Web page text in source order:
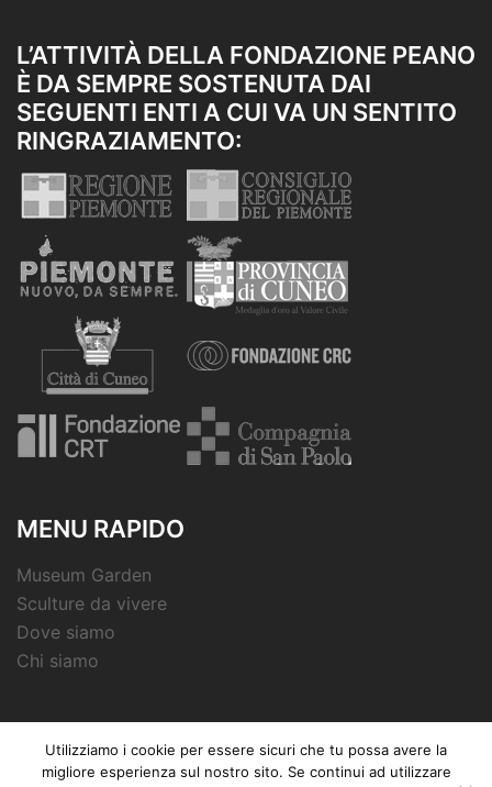
L’ATTIVITÀ DELLA FONDAZIONE PEANO
È DA SEMPRE SOSTENUTA DAI
SEGUENTI ENTI A CUI VA UN SENTITO
RINGRAZIAMENTO:
MENU RAPIDO
Museum Garden
Sculture da vivere
Dove siamo
Chi siamo
Utilizziamo i cookie per essere sicuri che tu possa avere la
migliore esperienza sul nostro sito. Se continui ad utilizzare